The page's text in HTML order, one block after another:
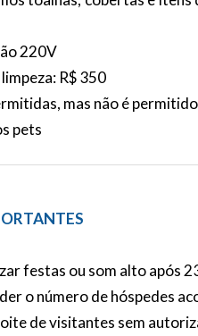
220V
R$ 350
mas não é
pets
festas ou som alto após
o número de hóspedes
de visitantes sem